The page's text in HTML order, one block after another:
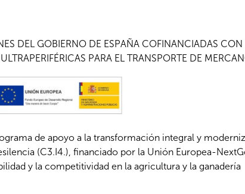
DEL GOBIERNO DE ESPAÑA COFINANCIADAS
PARA EL TRANSPORTE DE
de apoyo a la transformación integral y
(C3.I4.), financiado por la Unión Europea-
y la competitividad en la agricultura y la ganadería